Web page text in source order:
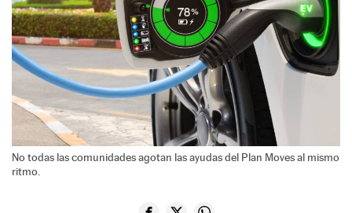
No todas las comunidades agotan las ayudas del Plan Moves al mismo
ritmo.